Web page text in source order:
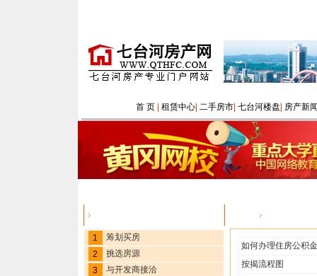
首 页| 租赁中心| 二手房市| 七台河楼盘 房产新
1
筹划买房
2
挑选房源
3
与开发商接洽
如何办理住房公积
按揭流程图